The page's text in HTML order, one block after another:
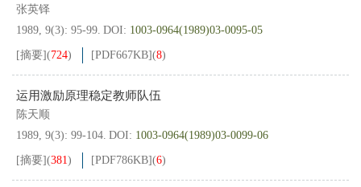
张英铎
1989, 9(3): 95-99. DOI: 1003-0964(1989)03-0095-05
[摘要](724) [PDF667KB](8)
运用激励原理稳定教师队伍
陈天顺
1989, 9(3): 99-104. DOI: 1003-0964(1989)03-0099-06
[摘要](381) [PDF786KB](6)